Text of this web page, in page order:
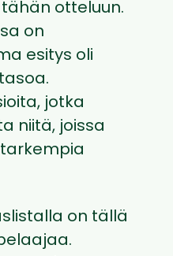
otteluun.
on
esitys oli
jotka
niitä, joissa
on tällä